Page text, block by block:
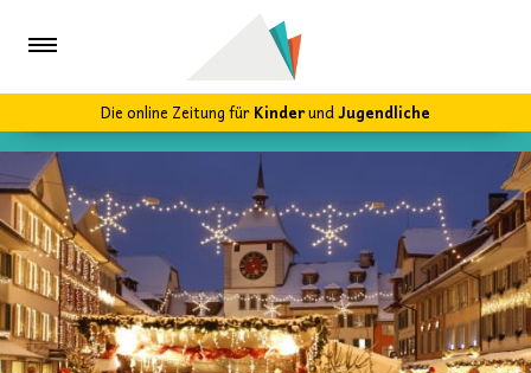
Die online Zeitung fürKinderundJugendliche